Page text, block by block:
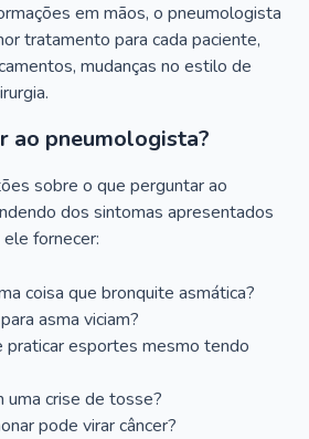
em mãos, o pneumologista
tratamento para cada paciente,
mudanças no estilo de
ao pneumologista?
sobre o que perguntar ao
dos sintomas apresentados
fornecer:
coisa que bronquite asmática?
asma viciam?
praticar esportes mesmo tendo
uma crise de tosse?
pode virar câncer?